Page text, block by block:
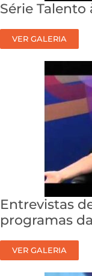
Série Talento
VER GALERIA
Entrevistas
programas
VER GALERIA